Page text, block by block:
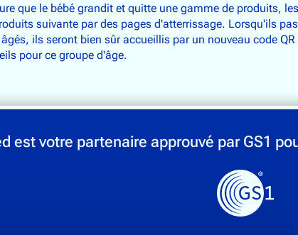
que le bébé grandit et quitte une gamme de produits,
suivante par des pages d'atterrissage. Lorsqu'ils
ils seront bien sûr accueillis par un nouveau code
pour ce groupe d'âge.
est votre partenaire approuvé par GS1